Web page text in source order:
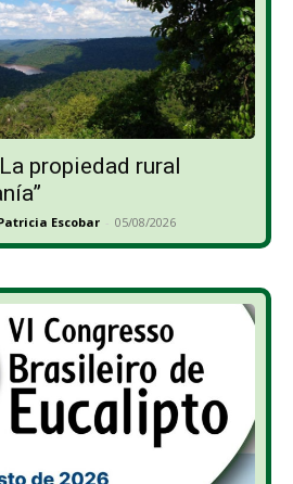
propiedad rural
Escobar - 05/08/2026